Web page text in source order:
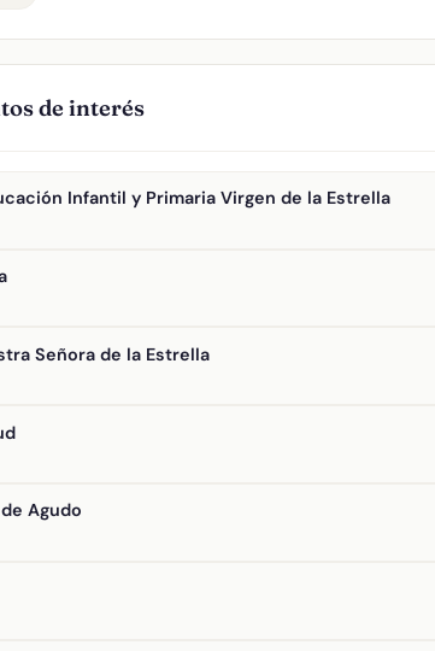
de interés
Infantil y Primaria Virgen de la Estrella
Señora de la Estrella
Agudo